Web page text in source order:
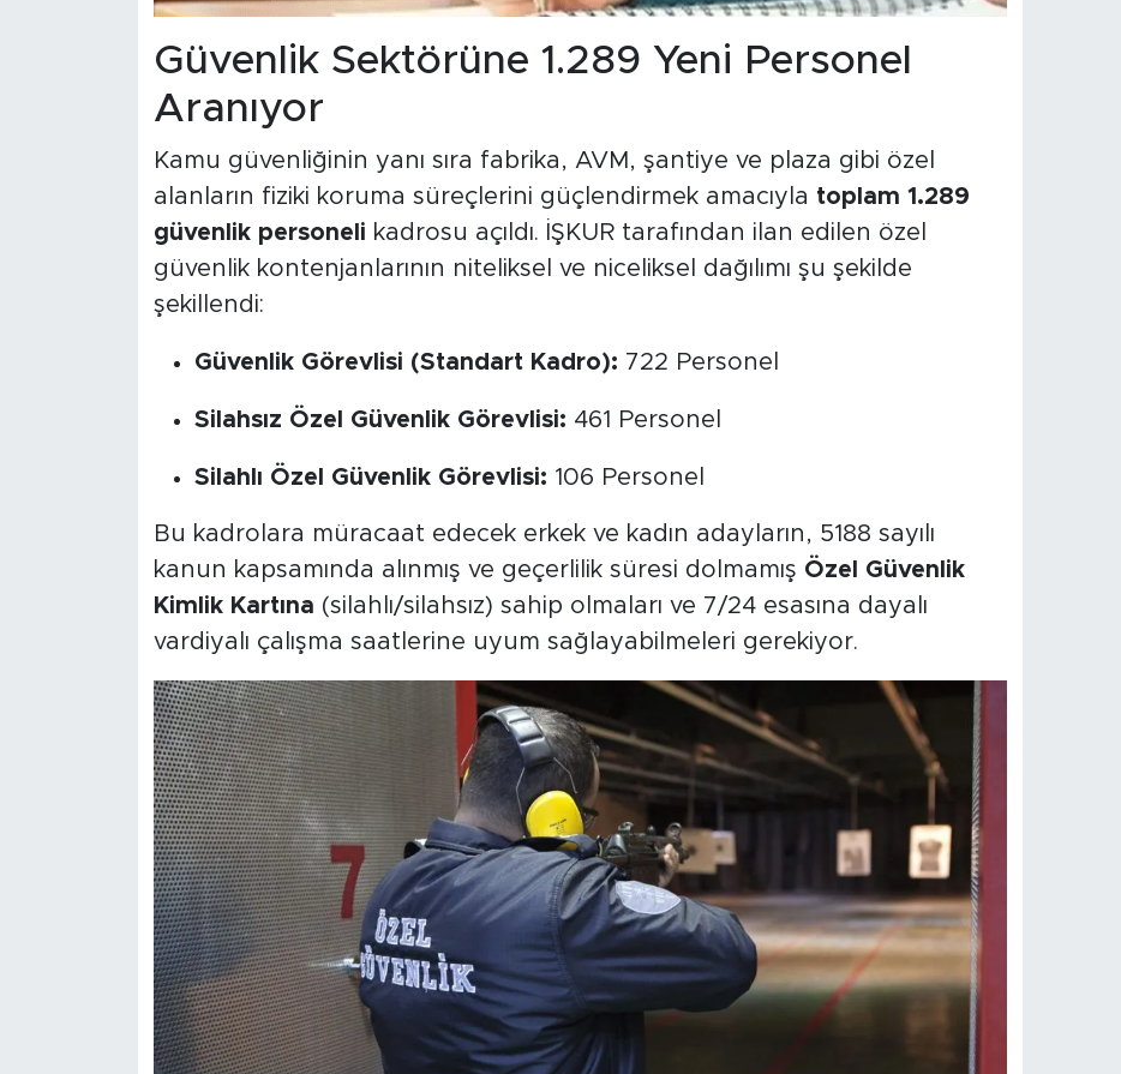
Güvenlik Sektörüne 1.289 Yeni Personel
Aranıyor
Kamu güvenliğinin yanı sıra fabrika, AVM, şantiye ve plaza gibi özel
alanların fiziki koruma süreçlerini güçlendirmek amacıyla toplam 1.289
güvenlik personeli kadrosu açıldı. İŞKUR tarafından ilan edilen özel
güvenlik kontenjanlarının niteliksel ve niceliksel dağılımı şu şekilde
şekillendi:
Güvenlik Görevlisi (Standart Kadro): 722 Personel
Silahsız Özel Güvenlik Görevlisi: 461 Personel
Silahlı Özel Güvenlik Görevlisi: 106 Personel
Bu kadrolara müracaat edecek erkek ve kadın adayların, 5188 sayılı
kanun kapsamında alınmış ve geçerlilik süresi dolmamış Özel Güvenlik
Kimlik Kartına (silahlı/silahsız) sahip olmaları ve 7/24 esasına dayalı
vardiyalı çalışma saatlerine uyum sağlayabilmeleri gerekiyor.